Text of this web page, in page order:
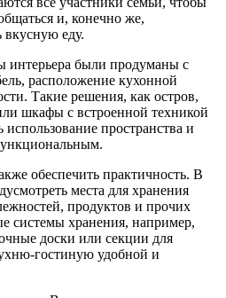
и, конечно же,
вкусную еду.
интерьера были продуманы с
расположение кухонной
Такие решения, как остров,
шкафы с встроенной техникой
пространства и
обеспечить практичность. В
места для хранения
продуктов и прочих
системы хранения, например,
доски или секции для
гостиную удобной и